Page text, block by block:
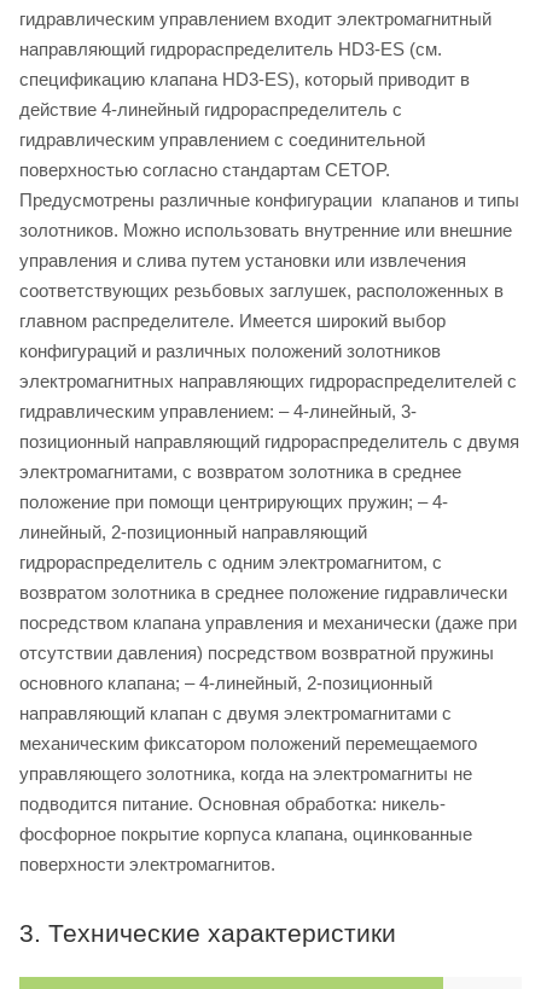
гидравлическим управлением входит электромагнитный
направляющий гидрораспределитель HD3-ES (см.
спецификацию клапана HD3-ES), который приводит в
действие 4-линейный гидрораспределитель с
гидравлическим управлением с соединительной
поверхностью согласно стандартам CETOP.
Предусмотрены различные конфигурации клапанов и типы
золотников. Можно использовать внутренние или внешние
управления и слива путем установки или извлечения
соответствующих резьбовых заглушек, расположенных в
главном распределителе. Имеется широкий выбор
конфигураций и различных положений золотников
электромагнитных направляющих гидрораспределителей с
гидравлическим управлением: – 4-линейный, 3-
позиционный направляющий гидрораспределитель с двумя
электромагнитами, с возвратом золотника в среднее
положение при помощи центрирующих пружин; – 4-
линейный, 2-позиционный направляющий
гидрораспределитель с одним электромагнитом, с
возвратом золотника в среднее положение гидравлически
посредством клапана управления и механически (даже при
отсутствии давления) посредством возвратной пружины
основного клапана; – 4-линейный, 2-позиционный
направляющий клапан с двумя электромагнитами с
механическим фиксатором положений перемещаемого
управляющего золотника, когда на электромагниты не
подводится питание. Основная обработка: никель-
фосфорное покрытие корпуса клапана, оцинкованные
поверхности электромагнитов.
3. Технические характеристики